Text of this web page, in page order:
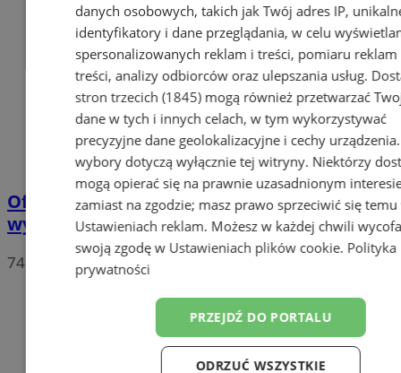
Oficjalne wyniki wyborów: W Chorzowie
wygrywa Rafał Trzaskowski!
74
danych osobowych, takich jak Twój adres IP,
identyfikatory i dane przeglądania, w celu
spersonalizowanych reklam i treści, pomiaru reklam
treści, analizy odbiorców oraz ulepszania usług.
stron trzecich (1845)mogą również przetwarzać
dane w tych i innych celach, w tym wykorzystywać
precyzyjne dane geolokalizacyjne i cechy
wybory dotyczą wyłącznie tej witryny. Niektórzy
mogą opierać się na prawnie uzasadnionym
zamiast na zgodzie; masz prawo sprzeciwić się temu
Ustawieniach reklam. Możesz w każdej chwili
swoją zgodę w Ustawieniach plików cookie. Polityka
prywatności
PRZEJDŹ DO PORTALU
ODRZUĆ WSZYSTKIE